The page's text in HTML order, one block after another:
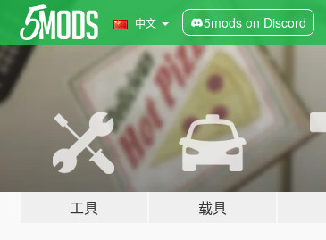
中文 5mods on Discord
工具 载具